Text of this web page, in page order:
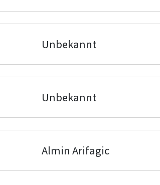
Unbekannt
Unbekannt
Almin Arifagic